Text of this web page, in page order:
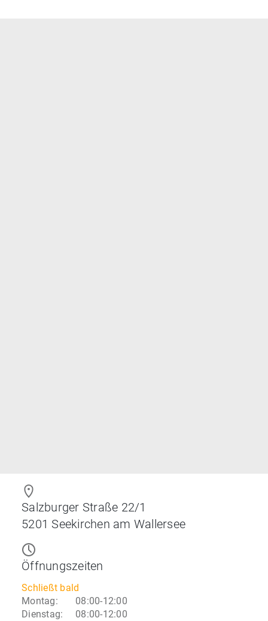
Salzburger Straße 22/1
5201 Seekirchen am Wallersee
Öffnungszeiten
Schließt bald
Montag:
08:00-12:00
Dienstag:
08:00-12:00